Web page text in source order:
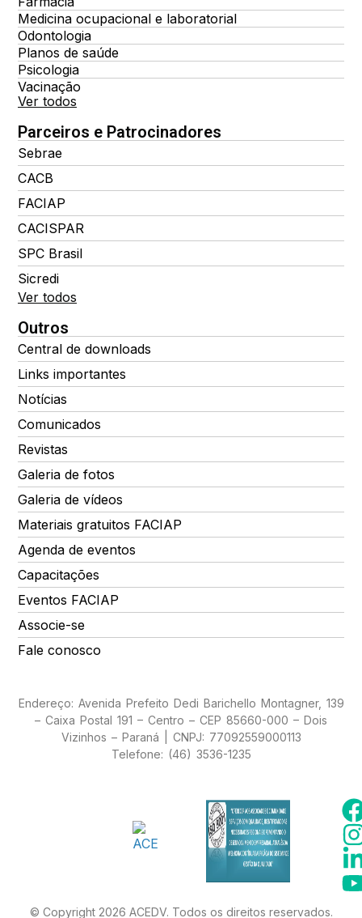
Medicina ocupacional e laboratorial
Odontologia
Planos de saúde
Psicologia
Vacinação
Ver todos
Parceiros e Patrocinadores
Sebrae
CACB
FACIAP
CACISPAR
SPC Brasil
Sicredi
Ver todos
Outros
Central de downloads
Links importantes
Notícias
Comunicados
Revistas
Galeria de fotos
Galeria de vídeos
Materiais gratuitos FACIAP
Agenda de eventos
Capacitações
Eventos FACIAP
Associe-se
Fale conosco
Endereço: Avenida Prefeito Dedi Barichello Montagner, 139
– Caixa Postal 191 – Centro – CEP 85660-000 – Dois
Vizinhos – Paraná | CNPJ: 77092559000113
Telefone: (46) 3536-1235
© Copyright 2026 ACEDV. Todos os direitos reservados.